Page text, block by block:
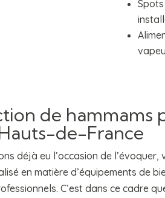
de hammams
de-France
déjà eu l’occasion de
en matière d’équipements de
C’est dans ce cadre